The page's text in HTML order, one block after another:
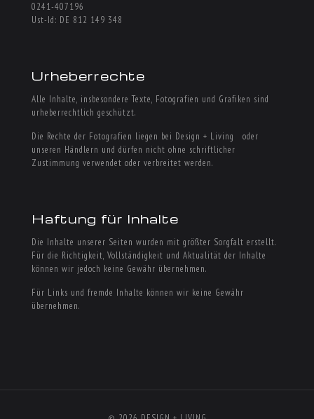
0241-407196
Ust-Id: DE 812 149 348
Urheberrechte
Alle Inhalte, insbesondere Texte, Fotografien und Grafiken sind
urheberrechtlich geschützt.
Die Rechte der Fotografien liegen bei Design + Living oder
unseren Händlern und dürfen nicht ohne schriftlicher
Zustimmung verwendet oder verbreitet werden.
Haftung für Inhalte
Die Inhalte unserer Seiten wurden mit größter Sorgfalt erstellt.
Für die Richtigkeit, Vollständigkeit und Aktualität der Inhalte
können wir jedoch keine Gewähr übernehmen.
Für Links und fremde Inhalte können wir keine Gewähr
übernehmen.